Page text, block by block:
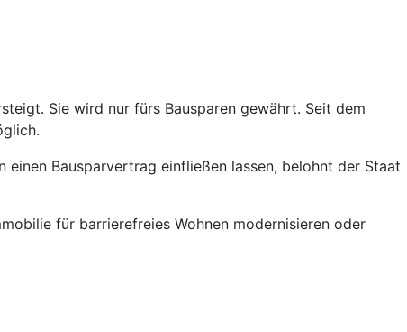
Sie wird nur fürs Bausparen gewährt. Seit dem
Bausparvertrag einfließen lassen, belohnt der Staat
für barrierefreies Wohnen modernisieren oder